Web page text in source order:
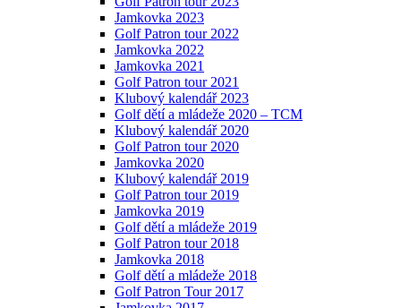
Jamkovka 2023
Golf Patron tour 2022
Jamkovka 2022
Jamkovka 2021
Golf Patron tour 2021
Klubový kalendář 2023
Golf dětí a mládeže 2020 – TCM
Klubový kalendář 2020
Golf Patron tour 2020
Jamkovka 2020
Klubový kalendář 2019
Golf Patron tour 2019
Jamkovka 2019
Golf dětí a mládeže 2019
Golf Patron tour 2018
Jamkovka 2018
Golf dětí a mládeže 2018
Golf Patron Tour 2017